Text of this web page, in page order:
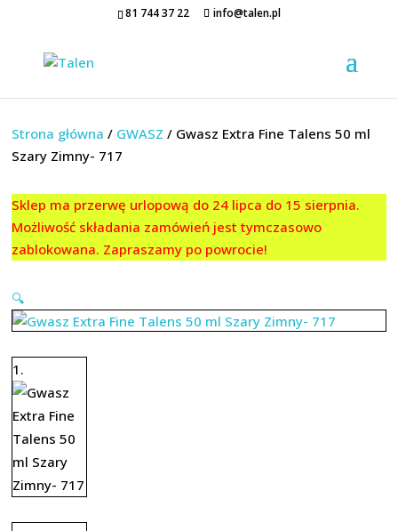
81 744 37 22 info@talen.pl
Strona główna / GWASZ / Gwasz Extra Fine Talens 50 ml
Szary Zimny- 717
Sklep ma przerwę urlopową do 24 lipca do 15 sierpnia.
Możliwość składania zamówień jest tymczasowo
zablokowana. Zapraszamy po powrocie!
🔍